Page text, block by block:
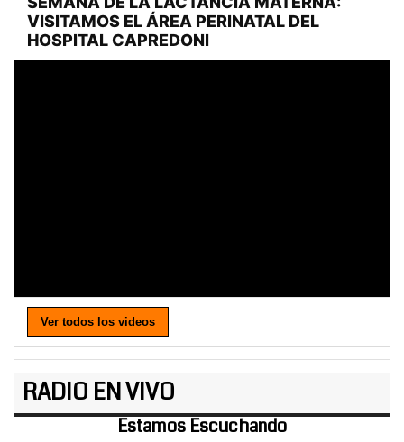
Ver todos los videos
RADIO EN VIVO
Estamos Escuchando